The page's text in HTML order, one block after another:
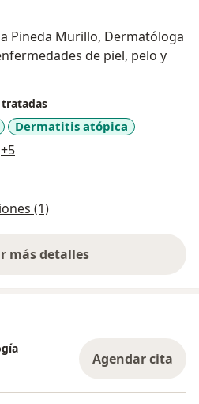
Pineda Murillo, Dermatóloga
de piel, pelo y
Dermatitis atópica
+5a11y_sr_more_diseases
(1)
más detalles
sobre la experiencia
Agendar cita